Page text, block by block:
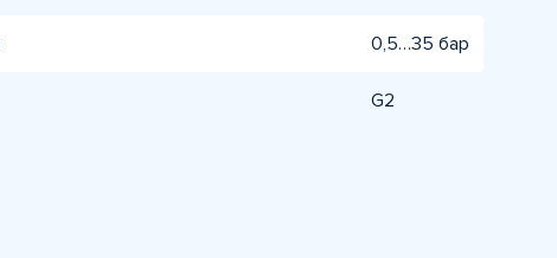
0,5…35 бар
G2